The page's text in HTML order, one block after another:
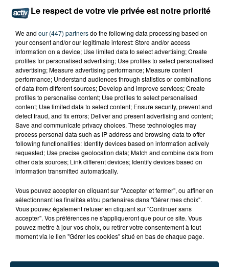
SAINT-ETIENNE : UN ENFANT DÉCÈDE APRÈS
UNE CHUTE DU 8E ÉTAGE
Le respect de votre vie privée est notre priorité
We and our (447) partnersdo the following data processing based on
your consent and/or our legitimate interest: Store and/or access
information on a device; Use limited data to select advertising; Create
profiles for personalised advertising; Use profiles to select personalised
advertising; Measure advertising performance; Measure content
performance; Understand audiences through statistics or combinations
of data from different sources; Develop and improve services; Create
profiles to personalise content; Use profiles to select personalised
content; Use limited data to select content; Ensure security, prevent and
detect fraud, and fix errors; Deliver and present advertising and content;
Save and communicate privacy choices. These technologies may
process personal data such as IP address and browsing data to offer
following functionalities: Identify devices based on information actively
requested; Use precise geolocation data; Match and combine data from
other data sources; Link different devices; Identify devices based on
information transmitted automatically.
Vous pouvez accepter en cliquant sur "Accepter et fermer", ou affiner en
sélectionnant les finalités et/ou partenaires dans "Gérer mes choix".
Vous pouvez également refuser en cliquant sur "Continuer sans
accepter". Vos préférences ne s'appliqueront que pour ce site. Vous
pouvez mettre à jour vos choix, ou retirer votre consentement à tout
moment via le lien "Gérer les cookies" situé en bas de chaque page.